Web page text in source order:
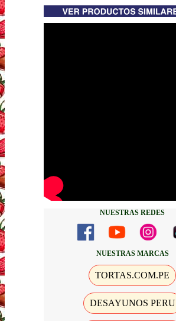
NUESTRAS REDES
NUESTRAS MARCAS
TORTAS.COM.PE
DESAYUNOS PERU